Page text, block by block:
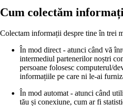
Cum colectăm
Colectam informații despre tine în trei
În mod direct - atunci când vă
intermediul partenerilor noștri
persoane folosesc computerul/
informațiile pe care ni le-ai
În mod automat - atunci când
tău și conexiune, cum ar fi